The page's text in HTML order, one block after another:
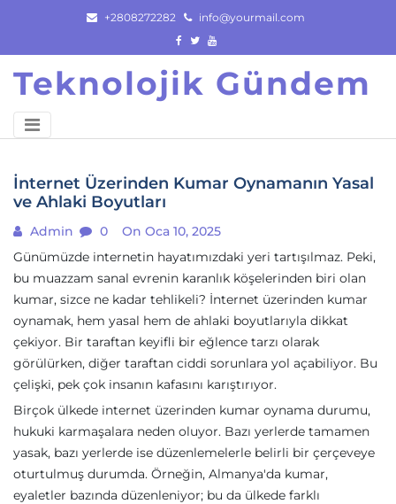
content
+2808272282 info@yourmail.com
Teknolojik Gündem
İnternet Üzerinden Kumar Oynamanın Yasal
ve Ahlaki Boyutları
Admin 0
On Oca 10, 2025
Günümüzde internetin hayatımızdaki yeri tartışılmaz. Peki,
bu muazzam sanal evrenin karanlık köşelerinden biri olan
kumar, sizce ne kadar tehlikeli? İnternet üzerinden kumar
oynamak, hem yasal hem de ahlaki boyutlarıyla dikkat
çekiyor. Bir taraftan keyifli bir eğlence tarzı olarak
görülürken, diğer taraftan ciddi sorunlara yol açabiliyor. Bu
çelişki, pek çok insanın kafasını karıştırıyor.
Birçok ülkede internet üzerinden kumar oynama durumu,
hukuki karmaşalara neden oluyor. Bazı yerlerde tamamen
yasak, bazı yerlerde ise düzenlemelerle belirli bir çerçeveye
oturtulmuş durumda. Örneğin, Almanya'da kumar,
eyaletler bazında düzenleniyor; bu da ülkede farklı